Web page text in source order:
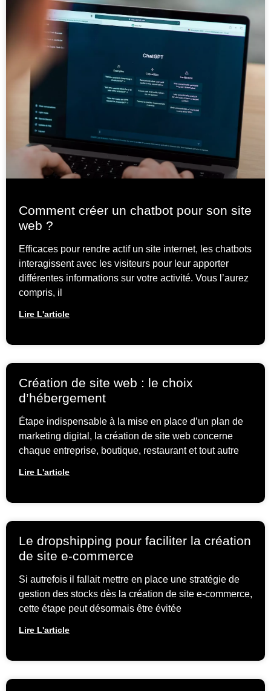
Comment créer un chatbot pour son site
web ?
Efficaces pour rendre actif un site internet, les chatbots
interagissent avec les visiteurs pour leur apporter
différentes informations sur votre activité. Vous l’aurez
compris, il
Lire L'article
Création de site web : le choix
d’hébergement
Étape indispensable à la mise en place d’un plan de
marketing digital, la création de site web concerne
chaque entreprise, boutique, restaurant et tout autre
Lire L'article
Le dropshipping pour faciliter la création
de site e-commerce
Si autrefois il fallait mettre en place une stratégie de
gestion des stocks dès la création de site e-commerce,
cette étape peut désormais être évitée
Lire L'article